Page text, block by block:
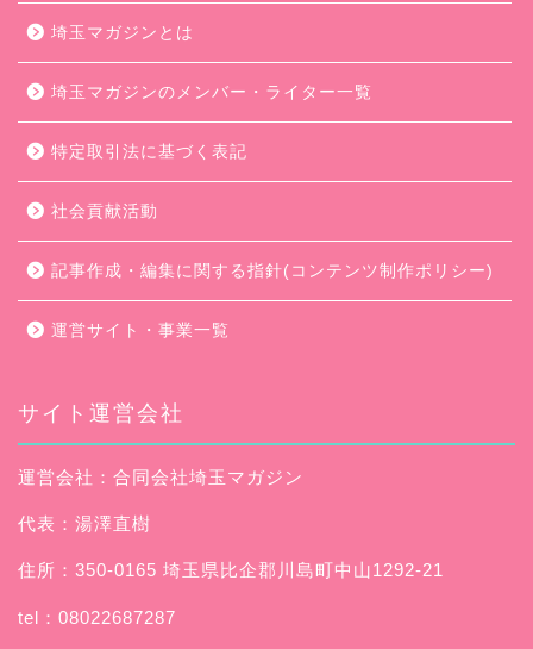
埼玉マガジンとは
埼玉マガジンのメンバー・ライター一覧
特定取引法に基づく表記
社会貢献活動
記事作成・編集に関する指針(コンテンツ制作ポリシー)
運営サイト・事業一覧
サイト運営会社
運営会社：合同会社埼玉マガジン
代表：湯澤直樹
住所：350-0165 埼玉県比企郡川島町中山1292-21
tel：08022687287